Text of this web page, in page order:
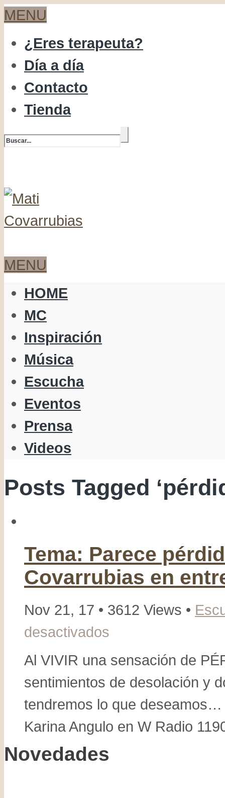
MENU
¿Eres terapeuta?
Día a día
Contacto
Tienda
MENU
HOME
MC
Inspiración
Música
Escucha
Eventos
Prensa
Videos
Posts Tagged
Tema: Parece
Covarrubias en
Nov 21, 17 • 3612 Views •
desactivados
pérdida,
pero
creación,
Covarrubias
Al VIVIR una sensación de
sentimientos de desolación y
tendremos lo que
Karina Angulo en W Radio
Novedades